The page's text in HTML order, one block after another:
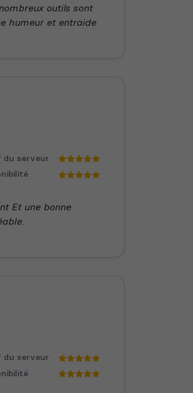
outils sont
humeur et entraide
serveur
Et une bonne
serveur